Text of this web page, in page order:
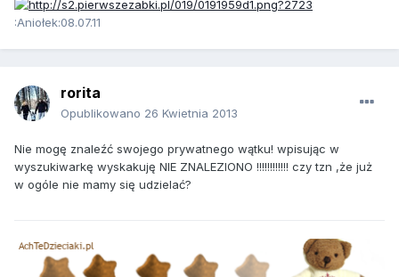
:Aniołek:08.07.11
rorita
Opublikowano 26 Kwietnia 2013
Nie mogę znaleźć swojego prywatnego wątku! wpisując w
wyszukiwarkę wyskakuję NIE ZNALEZIONO !!!!!!!!!!!! czy tzn ,że już
w ogóle nie mamy się udzielać?